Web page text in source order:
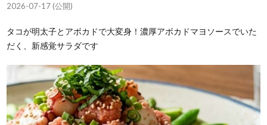
2026-07-17 (公開)
タコが明太子とアボカドで大変身！濃厚アボカドマヨソースでいた
だく、新感覚サラダです